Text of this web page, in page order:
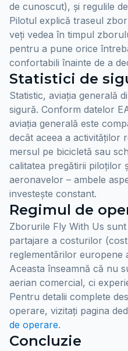
de cunoscut), și regulile
Pilotul explică traseul
veți vedea în timpul
pentru a pune orice
confortabili înainte de a
Statistici de
Statistic, aviația generală
sigură. Conform datelor
aviația generală este
decât aceea a activităților
mersul pe bicicletă sau
calitatea pregătirii piloților
aeronavelor – ambele
investește constant.
Regimul de
Zborurile Fly With Us
partajare a costurilor
reglementărilor europene
Aceasta înseamnă că nu
aerian comercial, ci
Pentru detalii complete
operare, vizitați pagina
de operare.
Concluzie